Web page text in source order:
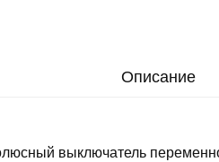
КЭАЗ,
Описание
выключатель